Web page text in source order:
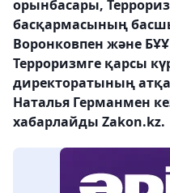
орынбасары,
басқармасының
Воронковпен және БҰҰ
Терроризмге қарсы
директоратының
Наталья Германмен
хабарлайды Zakon.kz.